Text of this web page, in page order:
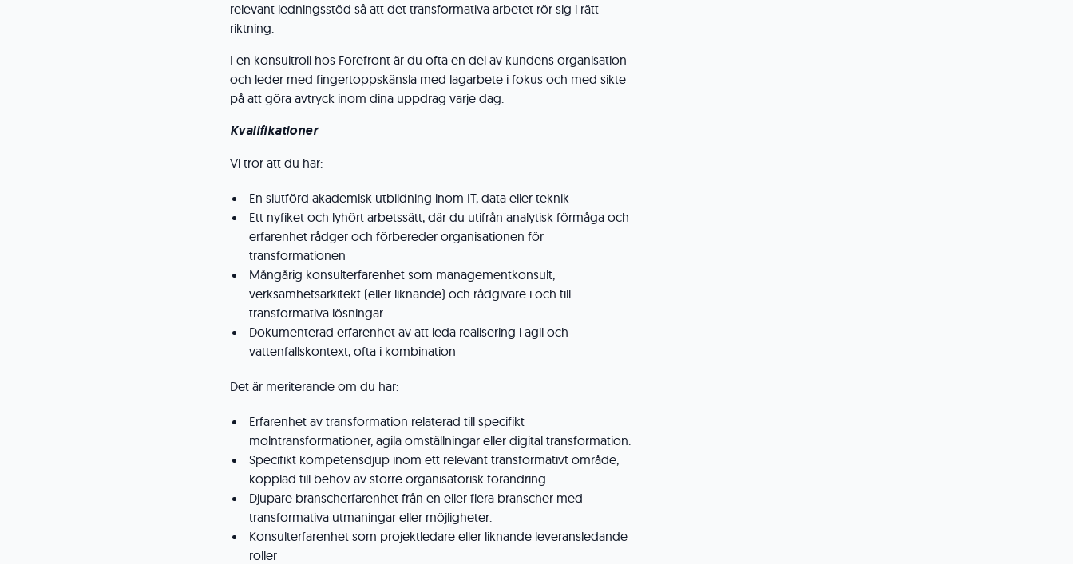
relevant ledningsstöd så att det transformativa arbetet rör sig i rätt
riktning.
I en konsultroll hos Forefront är du ofta en del av kundens organisation
och leder med fingertoppskänsla med lagarbete i fokus och med sikte
på att göra avtryck inom dina uppdrag varje dag.
Kvalifikationer
Vi tror att du har:
En slutförd akademisk utbildning inom IT, data eller teknik
Ett nyfiket och lyhört arbetssätt, där du utifrån analytisk förmåga och
erfarenhet rådger och förbereder organisationen för
transformationen
Mångårig konsulterfarenhet som managementkonsult,
verksamhetsarkitekt (eller liknande) och rådgivare i och till
transformativa lösningar
Dokumenterad erfarenhet av att leda realisering i agil och
vattenfallskontext, ofta i kombination
Det är meriterande om du har:
Erfarenhet av transformation relaterad till specifikt
molntransformationer, agila omställningar eller digital transformation.
Specifikt kompetensdjup inom ett relevant transformativt område,
kopplad till behov av större organisatorisk förändring.
Djupare branscherfarenhet från en eller flera branscher med
transformativa utmaningar eller möjligheter.
Konsulterfarenhet som projektledare eller liknande leveransledande
roller